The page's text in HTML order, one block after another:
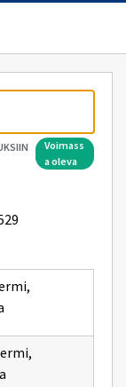
voimass
a oleva
,
,